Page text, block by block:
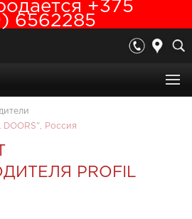
+375
6562285
Россия
PROFIL